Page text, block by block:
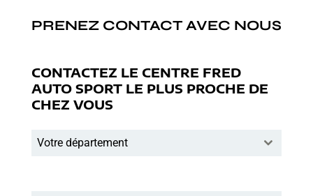
PRENEZ CONTACT AVEC NOUS
CONTACTEZ LE CENTRE FRED
AUTO SPORT LE PLUS PROCHE DE
CHEZ VOUS
Votre département